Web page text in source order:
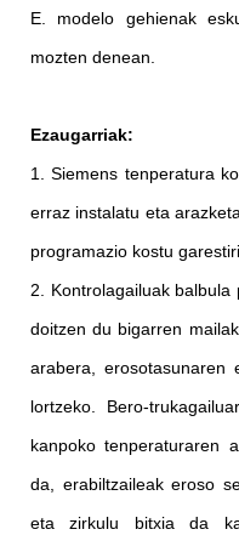
E. modelo gehienak
mozten denean.
Ezaugarriak:
1. Siemens tenperatura
erraz instalatu eta
programazio kostu
2. Kontrolagailuak
doitzen du bigarren
arabera, erosotasunaren
lortzeko. Bero-
kanpoko tenperaturaren
da, erabiltzaileak eroso
eta zirkulu bitxia da